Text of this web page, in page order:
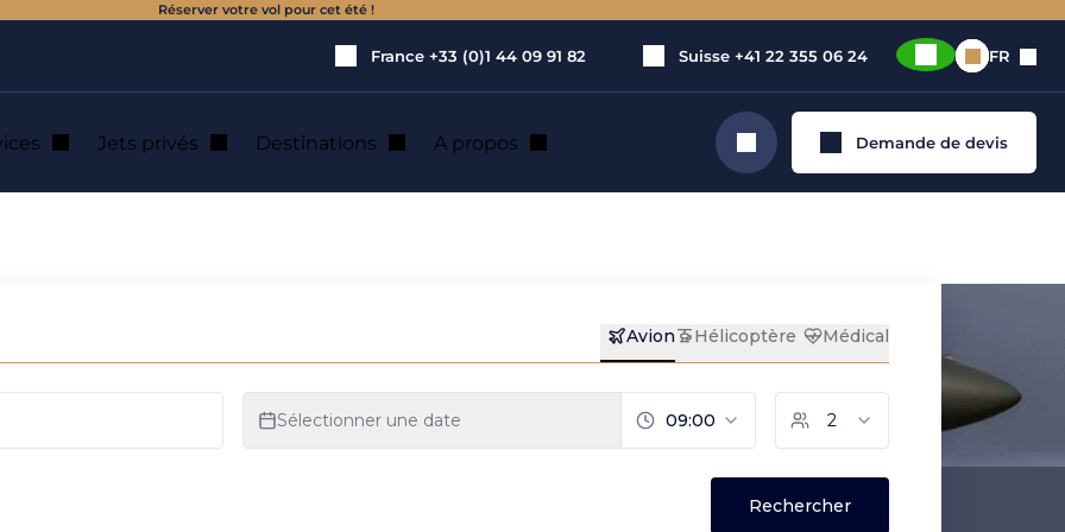
Réserver votre vol pour cet été !
France +33 (0)1 44 09 91 82 Suisse +41 22 355 06 24 FR
Jets privés Destinations A propos Rechercher Demande de devis